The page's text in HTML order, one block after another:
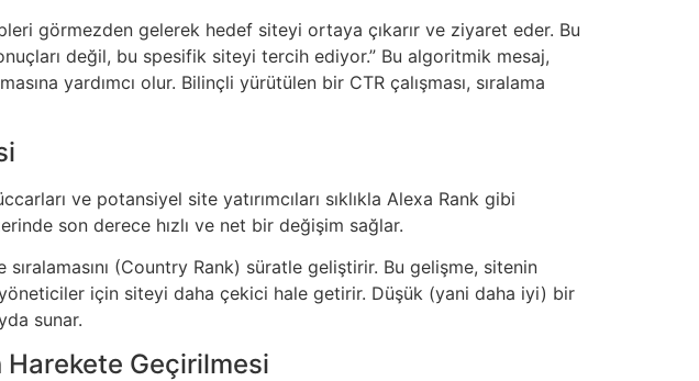
görmezden gelerek hedef siteyi ortaya çıkarır ve ziyaret eder. Bu
değil, bu spesifik siteyi tercih ediyor.” Bu algoritmik mesaj,
yardımcı olur. Bilinçli yürütülen bir CTR çalışması, sıralama
ve potansiyel site yatırımcıları sıklıkla Alexa Rank gibi
son derece hızlı ve net bir değişim sağlar.
(Country Rank) süratle geliştirir. Bu gelişme, sitenin
yöneticiler için siteyi daha çekici hale getirir. Düşük (yani daha iyi) bir
sunar.
Harekete Geçirilmesi